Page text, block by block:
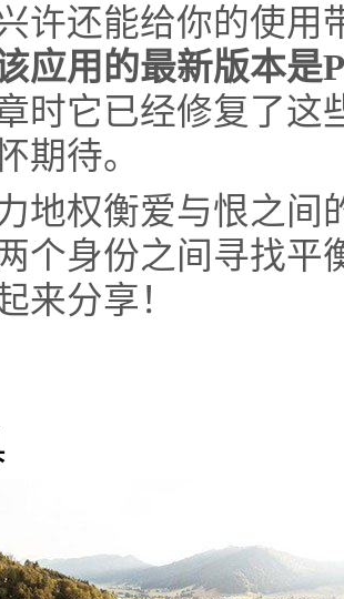
许还能给你的使用
应用的最新版本是
时它已经修复了这
期待。
地权衡爱与恨之间
个身份之间寻找
来分享！